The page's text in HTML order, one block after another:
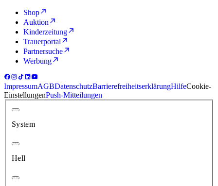
Shop
Auktion
Kinderzeitung
Trauerportal
Partnersuche
Werbung
ImpressumAGBDatenschutzBarrierefreiheitserklärungHilfeCookie-
EinstellungenPush-Mitteilungen
System
Hell